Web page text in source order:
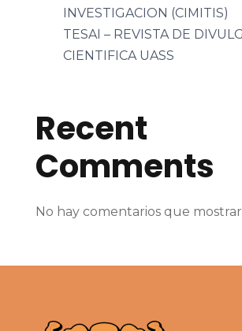
INVESTIGACION (CIMITIS)
TESAI – REVISTA DE
CIENTIFICA UASS
Recent
Comments
No hay comentarios que